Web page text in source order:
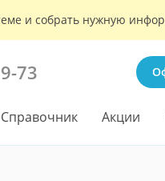
и собрать нужную
73
Справочник Акции